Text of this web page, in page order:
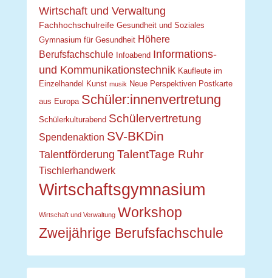
Wirtschaft und Verwaltung
Fachhochschulreife Gesundheit und Soziales
Gymnasium für Gesundheit Höhere
Berufsfachschule Infoabend Informations-
und Kommunikationstechnik Kaufleute im
Einzelhandel
Kunst musik Neue Perspektiven Postkarte
aus Europa Schüler:innenvertretung
Schülerkulturabend Schülervertretung
Spendenaktion SV-BKDin
Talentförderung TalentTage Ruhr
Tischlerhandwerk
Wirtschaftsgymnasium
Wirtschaft und Verwaltung Workshop
Zweijährige Berufsfachschule